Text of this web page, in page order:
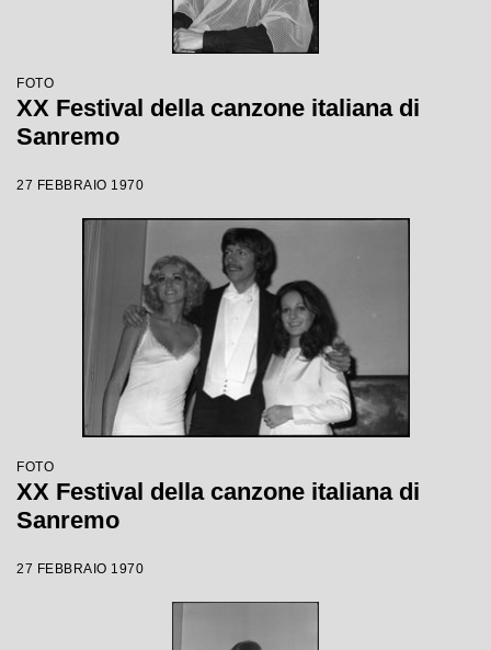
FOTO
XX Festival della canzone italiana di
Sanremo
27 FEBBRAIO 1970
FOTO
XX Festival della canzone italiana di
Sanremo
27 FEBBRAIO 1970